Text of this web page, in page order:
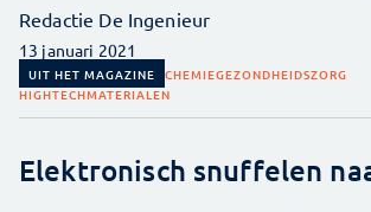
Redactie De Ingenieur
13 januari 2021
UIT HET MAGAZINE CHEMIEGEZONDHEIDSZORG
HIGHTECHMATERIALEN
Elektronisch snuffelen